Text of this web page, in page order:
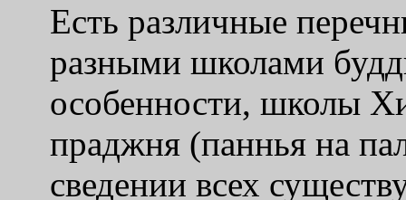
Есть различные
разными школами
особенности, школы
праджня (паннья на
сведении всех